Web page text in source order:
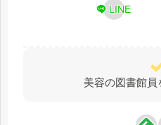
LINE
美容の図書館員